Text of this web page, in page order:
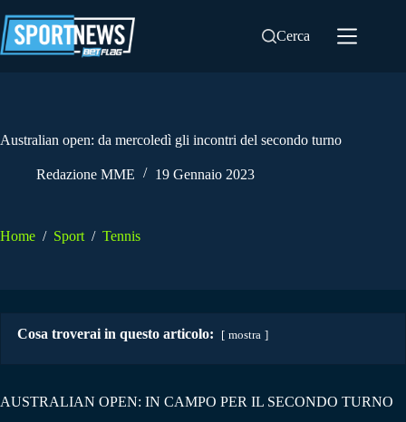
al
contenuto
Cerca
Australian open: da mercoledì gli incontri del secondo turno
Redazione MME 19 Gennaio 2023
Home / Sport / Tennis
Cosa troverai in questo articolo: mostra
AUSTRALIAN OPEN: IN CAMPO PER IL SECONDO TURNO